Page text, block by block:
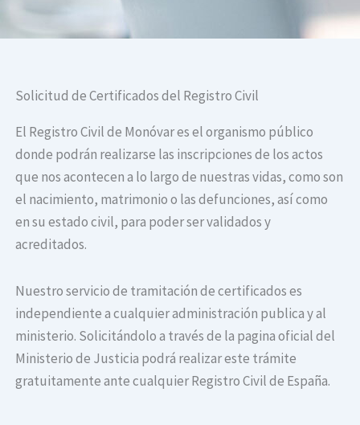
Solicitud de Certificados del Registro Civil
El Registro Civil de Monóvar es el organismo público
donde podrán realizarse las inscripciones de los actos
que nos acontecen a lo largo de nuestras vidas, como son
el nacimiento, matrimonio o las defunciones, así como
en su estado civil, para poder ser validados y
acreditados.
Nuestro servicio de tramitación de certificados es
independiente a cualquier administración publica y al
ministerio. Solicitándolo a través de la pagina oficial del
Ministerio de Justicia podrá realizar este trámite
gratuitamente ante cualquier Registro Civil de España.